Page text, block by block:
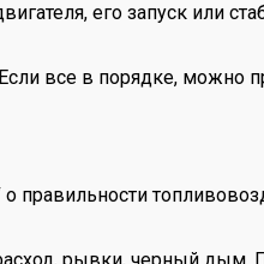
его запуск или
все в порядке,
правильности
рывки, черный дым.